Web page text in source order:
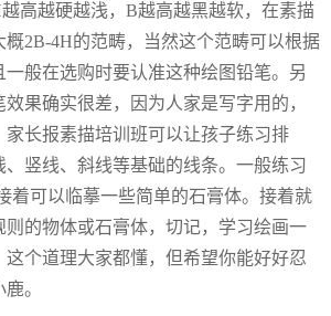
高越硬越浅，B越高越黑越软，在素描
2B-4H的范畴，当然这个范畴可以根据
般在选购时要认准这种绘图铅笔。另
果确实很差，因为人家是写字用的，
家长报素描培训班可以让孩子练习排
、竖线、斜线等基础的线条。一般练习
着可以临摹一些简单的石膏体。接着就
则的物体或石膏体，切记，学习绘画一
这个道理大家都懂，但希望你能好好忍
。